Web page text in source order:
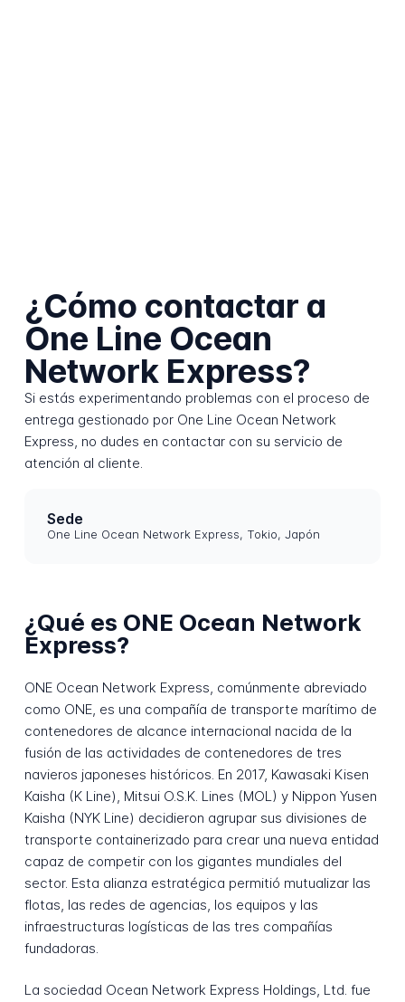
¿Cómo contactar a
One Line Ocean
Network Express?
Si estás experimentando problemas con el proceso de
entrega gestionado por One Line Ocean Network
Express, no dudes en contactar con su servicio de
atención al cliente.
Sede
One Line Ocean Network Express, Tokio, Japón
¿Qué es ONE Ocean Network
Express?
ONE Ocean Network Express, comúnmente abreviado
como ONE, es una compañía de transporte marítimo de
contenedores de alcance internacional nacida de la
fusión de las actividades de contenedores de tres
navieros japoneses históricos. En 2017, Kawasaki Kisen
Kaisha (K Line), Mitsui O.S.K. Lines (MOL) y Nippon Yusen
Kaisha (NYK Line) decidieron agrupar sus divisiones de
transporte containerizado para crear una nueva entidad
capaz de competir con los gigantes mundiales del
sector. Esta alianza estratégica permitió mutualizar las
flotas, las redes de agencias, los equipos y las
infraestructuras logísticas de las tres compañías
fundadoras.
La sociedad Ocean Network Express Holdings, Ltd. fue